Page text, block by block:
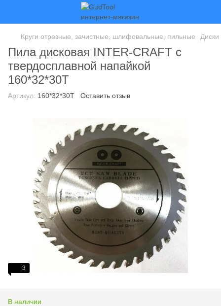
Круги отрезные, зачистные, шлифовальные, пильные
Пила дисковая INTER-CRAFT с
твердосплавной напайкой
160*32*30T
Артикул: 160*32*30T Оставить отзыв
3
В наличии